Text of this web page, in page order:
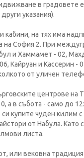
в градовете
указания).
на тях има
на София 2. При
и Хаммамет - 02,
Кайруан и Кассерин -
от уличен
центрове
а в събота - само до
купите чуден килим
от Набула.
листа.
или вековна